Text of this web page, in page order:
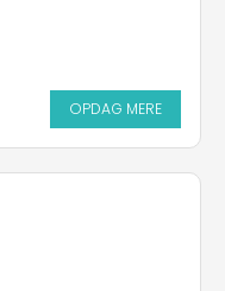
OPDAG MERE